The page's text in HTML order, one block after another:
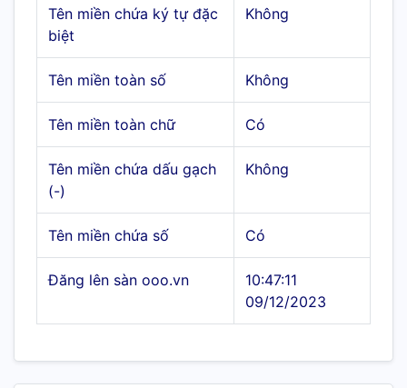
Tên miền chứa ký tự đặc
biệt
Không
Tên miền toàn số Không
Tên miền toàn chữ Có
Tên miền chứa dấu gạch
(-)
Không
Tên miền chứa số Có
Đăng lên sàn ooo.vn
10:47:11
09/12/2023